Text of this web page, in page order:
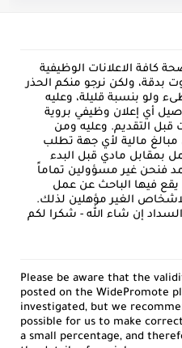
كافة الاعلانات الوظيفية
بدقة، ولكن نرجو منكم الحذر
ولو بنسبة قليلة، وعليه
أي إعلان وظيفي بروية
قبل التقديم. وعليه ومن
مالية لأي جهة تطلب
بمقابل مادي قبل البدء
فنحن غير مسؤولين تماماً
يقع فيها الباحث عن عمل
الغير مؤهلين لذلك.
إن شاء الله - شكرا لكم
Please be aware that the
posted on the WidePromote
investigated, but we
possible for us to make
a small percentage, and